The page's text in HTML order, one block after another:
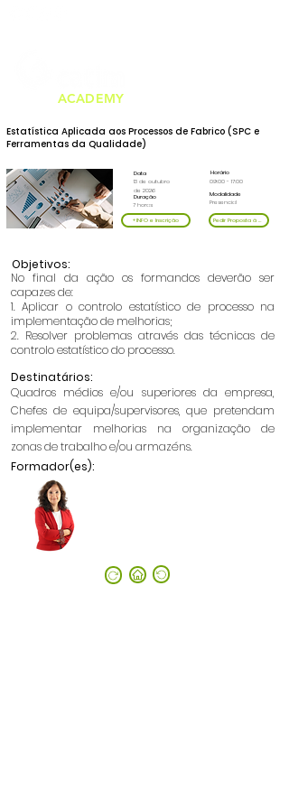
ACADEMY
Estatística Aplicada aos Processos de Fabrico (SPC e
Ferramentas da Qualidade)
Data
13 de outubro
de 2026
Duração
7 horas
+INFO e Inscrição
Horário
09:00 - 17:00
Modalidade
Presencial
Pedir Proposta à Medida
Objetivos:
No final da ação os formandos deverão ser
capazes de:
1. Aplicar o controlo estatístico de processo na
implementação de melhorias;
2. Resolver problemas através das técnicas de
controlo estatístico do processo.
Destinatários:
Quadros médios e/ou superiores da empresa,
Chefes de equipa/supervisores, que pretendam
implementar melhorias na organização de
zonas de trabalho e/ou armazéns.
Formador(es):